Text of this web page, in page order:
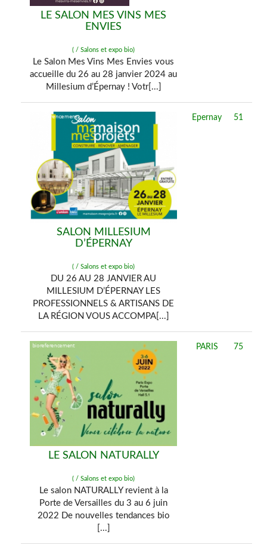
LE SALON MES VINS MES
ENVIES
( / Salons et expo bio)
Le Salon Mes Vins Mes Envies vous
accueille du 26 au 28 janvier 2024 au
Millesium d’Épernay ! Votr[...]
SALON MILLESIUM
D’ÉPERNAY
( / Salons et expo bio)
DU 26 AU 28 JANVIER AU
MILLESIUM D’ÉPERNAY LES
PROFESSIONNELS & ARTISANS DE
LA RÉGION VOUS ACCOMPA[...]
Epernay 51
LE SALON NATURALLY
( / Salons et expo bio)
Le salon NATURALLY revient à la
Porte de Versailles du 3 au 6 juin
2022 De nouvelles tendances bio
[...]
PARIS 75